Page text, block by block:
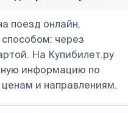
поезд онлайн,
через
На Купибилет.ру
информацию по
и направлениям.